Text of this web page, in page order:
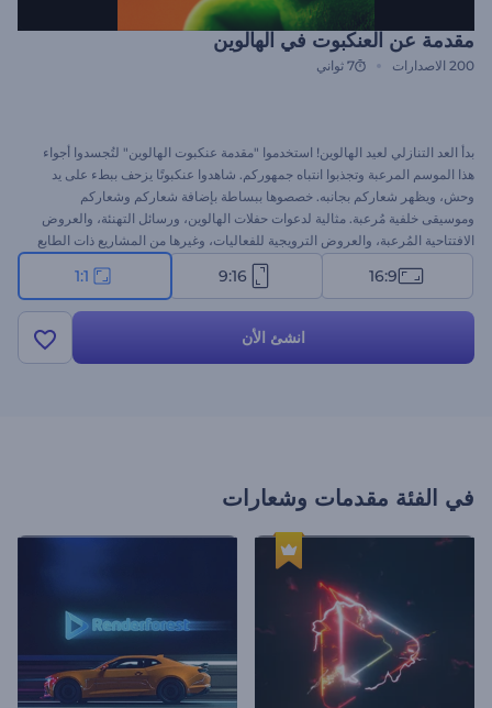
مقدمة عن العنكبوت في الهالوين
200 الاصدارات 7 ثواني
بدأ العد التنازلي لعيد الهالوين! استخدموا "مقدمة عنكبوت الهالوين" لتُجسدوا أجواء
هذا الموسم المرعبة وتجذبوا انتباه جمهوركم. شاهدوا عنكبوتًا يزحف ببطء على يد
وحش، ويظهر شعاركم بجانبه. خصصوها ببساطة بإضافة شعاركم وشعاركم
وموسيقى خلفية مُرعبة. مثالية لدعوات حفلات الهالوين، ورسائل التهنئة، والعروض
الافتتاحية المُرعبة، والعروض الترويجية للفعاليات، وغيرها من المشاريع ذات الطابع
16:9
9:16
1:1
انشئ الأن
في الفئة مقدمات وشعارات